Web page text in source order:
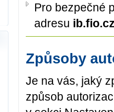
Pro bezpečné
adresu
Způsoby
Je na vás, jaký
způsob